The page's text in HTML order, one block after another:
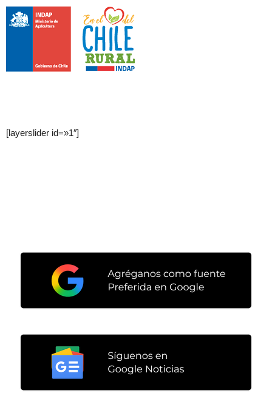
[layerslider id=»1″]